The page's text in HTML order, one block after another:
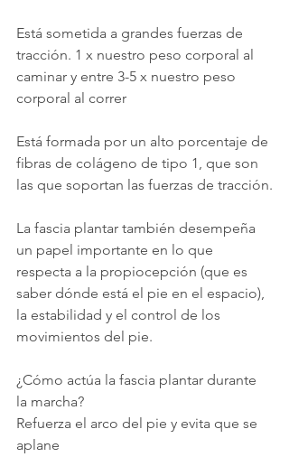
Está sometida a grandes fuerzas de
tracción. 1 x nuestro peso corporal al
caminar y entre 3-5 x nuestro peso
corporal al correr
Está formada por un alto porcentaje de
fibras de colágeno de tipo 1, que son
las que soportan las fuerzas de tracción.
La fascia plantar también desempeña
un papel importante en lo que
respecta a la propiocepción (que es
saber dónde está el pie en el espacio),
la estabilidad y el control de los
movimientos del pie.
¿Cómo actúa la fascia plantar durante
la marcha?
Refuerza el arco del pie y evita que se
aplane